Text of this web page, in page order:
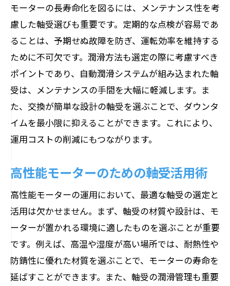
モーターの長寿命化を図るには、メンテナンス性を考
慮した軸受選びも重要です。定期的な点検が容易であ
ることは、予期せぬ故障を防ぎ、運転効率を維持する
ために不可欠です。潤滑方法も選定の際に考慮すべき
ポイントであり、自動潤滑システムが組み込まれた軸
受は、メンテナンスの手間を大幅に軽減します。ま
た、交換が簡単な設計の軸受を選ぶことで、ダウンタ
イムを最小限に抑えることができます。これにより、
運用コストの削減にもつながります。
高性能モーターのための軸受活用術
高性能モーターの運用において、最適な軸受の選定と
活用は欠かせません。まず、軸受の材質や設計は、モ
ーターが置かれる環境に適したものを選ぶことが重要
です。例えば、高温や湿度が高い場所では、耐熱性や
防錆性に優れた材質を選ぶことで、モーターの寿命を
延ばすことができます。また、軸受の潤滑管理も重要